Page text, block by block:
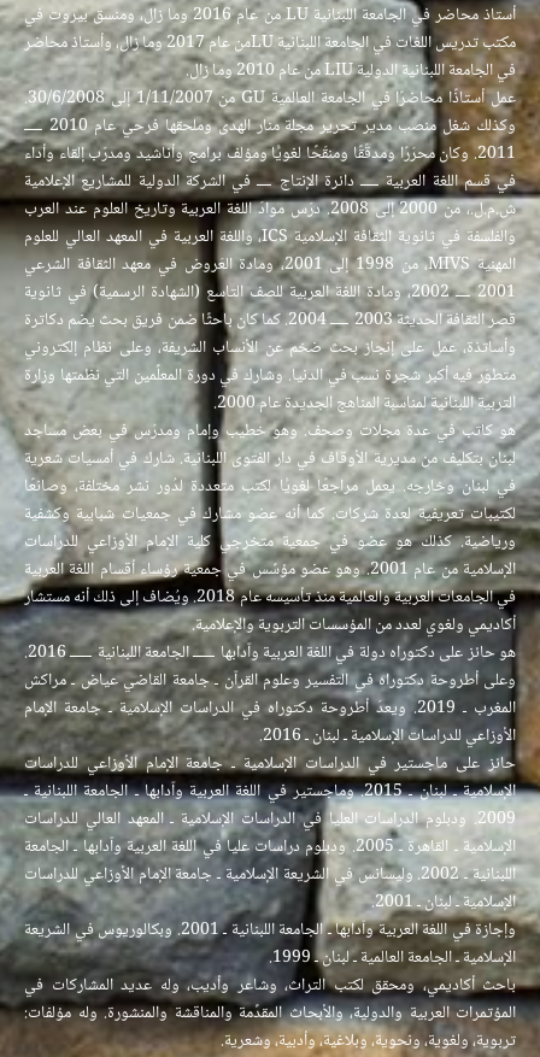
أستاذ محاضر في الجامعة اللبنانية LU من عام 2016 وما زال، ومنسق بيروت في
مكتب تدريس اللغات في الجامعة اللبنانية LUمن عام 2017 وما زال، وأستاذ محاضر
في الجامعة اللبنانية الدولية LIU من عام 2010 وما زال.
عمل أستاذًا محاضرًا في الجامعة العالمية GU من 1/11/2007 إلى 30/6/2008.
وكذلك شغل منصب مدير تحرير مجلة منار الهدى وملحقها فرحي عام 2010 ـــــ
2011. وكان محرّرًا ومدقّقًا ومنقّحًا لغويًّا ومؤلف برامج وأناشيد ومدرّب إلقاء وأداء
في قسم اللغة العربية ـــــ دائرة الإنتاج ــــ في الشركة الدولية للمشاريع الإعلامية
ش.م.ل.، من 2000 إلى 2008. درّس موادّ اللغة العربية وتاريخ العلوم عند العرب
والفلسفة في ثانوية الثقافة الإسلامية ICS، واللغة العربية في المعهد العالي للعلوم
المهنية MIVS، من 1998 إلى 2001، ومادة العَروض في معهد الثقافة الشرعي
2001 ــــ 2002، ومادة اللغة العربية للصف التاسع (الشهادة الرسمية) في ثانوية
قصر الثقافة الحديثة 2003 ـــــ 2004. كما كان باحثًا ضمن فريق بحث يضم دكاترة
وأساتذة، عمل على إنجاز بحث ضخم عن الأنساب الشريفة، وعلى نظام إلكتروني
متطوّر فيه أكبر شجرة نسب في الدنيا. وشارك في دورة المعلِّمين التي نظمتها وزارة
التربية اللبنانية لمناسبة المناهج الجديدة عام 2000.
هو كاتب في عدة مجلات وصحف. وهو خطيب وإمام ومدرّس في بعض مساجد
لبنان بتكليف من مديرية الأوقاف في دار الفتوى اللبنانية. شارك في أمسيات شعرية
في لبنان وخارجه. يعمل مراجعًا لغويًّا لكتب متعددة لدُور نشر مختلفة، وصانعًا
لكتيبات تعريفية لعدة شركات. كما أنه عضو مشارك في جمعيات شبابية وكشفية
ورياضية. كذلك هو عضو في جمعية متخرجي كلية الإمام الأوزاعي للدراسات
الإسلامية من عام 2001. وهو عضو مؤسِّس في جمعية رؤساء أقسام اللغة العربية
في الجامعات العربية والعالمية منذ تأسيسه عام 2018. ويُضاف إلى ذلك أنه مستشار
أكاديمي ولغوي لعدد من المؤسسات التربوية والإعلامية.
هو حائز على دكتوراه دولة في اللغة العربية وآدابها ــــــ الجامعة اللبنانية ــــــ 2016.
وعلى أطروحة دكتوراه في التفسير وعلوم القرآن ـ جامعة القاضي عياض ـ مراكش
المغرب ـ 2019. ويعدّ أطروحة دكتوراه في الدراسات الإسلامية ـ جامعة الإمام
الأوزاعي للدراسات الإسلامية ـ لبنان ـ 2016.
حائز على ماجستير في الدراسات الإسلامية ـ جامعة الإمام الأوزاعي للدراسات
الإسلامية ـ لبنان ـ 2015. وماجستير في اللغة العربية وآدابها ـ الجامعة اللبنانية ـ
2009. ودبلوم الدراسات العليا في الدراسات الإسلامية ـ المعهد العالي للدراسات
الإسلامية ـ القاهرة ـ 2005. ودبلوم دراسات عليا في اللغة العربية وآدابها ـ الجامعة
اللبنانية ـ 2002. وليسانس في الشريعة الإسلامية ـ جامعة الإمام الأوزاعي للدراسات
الإسلامية ـ لبنان ـ 2001.
وإجازة في اللغة العربية وآدابها ـ الجامعة اللبنانية ـ 2001. وبكالوريوس في الشريعة
الإسلامية ـ الجامعة العالمية ـ لبنان ـ 1999.
باحث أكاديمي، ومحقق لكتب التراث، وشاعر وأديب، وله عديد المشاركات في
المؤتمرات العربية والدولية، والأبحاث المقدَّمة والمناقشة والمنشورة. وله مؤلفات:
تربوية، ولغوية، ونحوية، وبلاغية، وأدبية، وشعرية.